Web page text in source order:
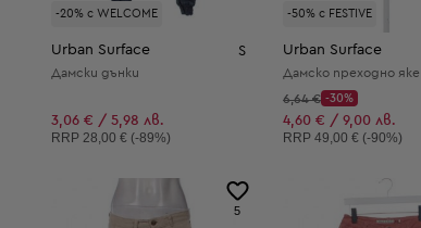
-20% с WELCOME
Urban Surface S
Дамски дънки
3,06 € / 5,98 лв.
Препоръчителна цена:
RRP 28,00 € (-89%)
-50% с FESTIVE
Urban Surface
Дамско преходно яке
Начална цена:
6,64 €
Discount Price:
-30%
Намалена цена:
4,60 € / 9,00 лв.
Препоръчителна цена:
RRP49,00 € (-90%)
5